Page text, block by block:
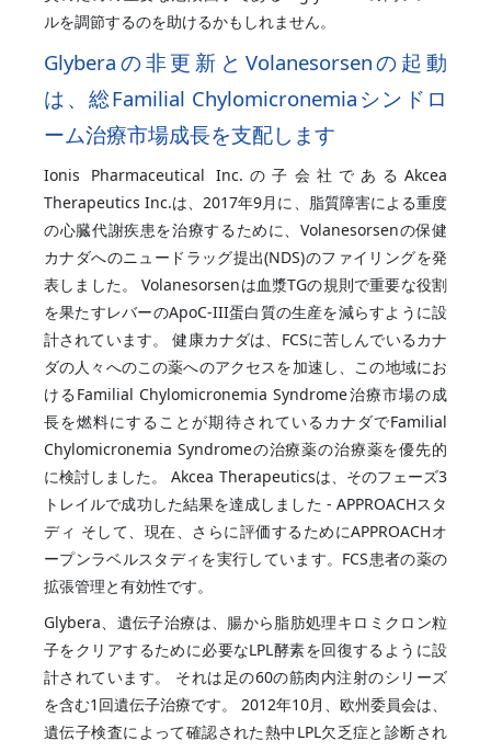
ルを調節するのを助けるかもしれません。
Glyberaの非更新とVolanesorsenの起動
は、総Familial Chylomicronemiaシンドロ
ーム治療市場成長を支配します
Ionis Pharmaceutical Inc.の子会社であるAkcea
Therapeutics Inc.は、2017年9月に、脂質障害による重度
の心臓代謝疾患を治療するために、Volanesorsenの保健
カナダへのニュードラッグ提出(NDS)のファイリングを発
表しました。 Volanesorsenは血漿TGの規則で重要な役割
を果たすレバーのApoC-III蛋白質の生産を減らすように設
計されています。 健康カナダは、FCSに苦しんでいるカナ
ダの人々へのこの薬へのアクセスを加速し、この地域にお
けるFamilial Chylomicronemia Syndrome治療市場の成
長を燃料にすることが期待されているカナダでFamilial
Chylomicronemia Syndromeの治療薬の治療薬を優先的
に検討しました。 Akcea Therapeuticsは、そのフェーズ3
トレイルで成功した結果を達成しました - APPROACHスタ
ディ そして、現在、さらに評価するためにAPPROACHオ
ープンラベルスタディを実行しています。FCS患者の薬の
拡張管理と有効性です。
Glybera、遺伝子治療は、腸から脂肪処理キロミクロン粒
子をクリアするために必要なLPL酵素を回復するように設
計されています。 それは足の60の筋肉内注射のシリーズ
を含む1回遺伝子治療です。 2012年10月、欧州委員会は、
遺伝子検査によって確認された熱中LPL欠乏症と診断され